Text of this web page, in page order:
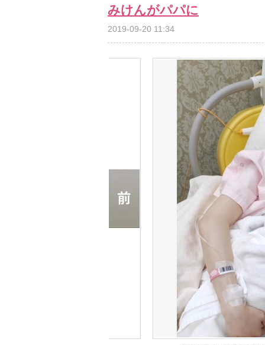
みけんがパパに
2019-09-20 11:34